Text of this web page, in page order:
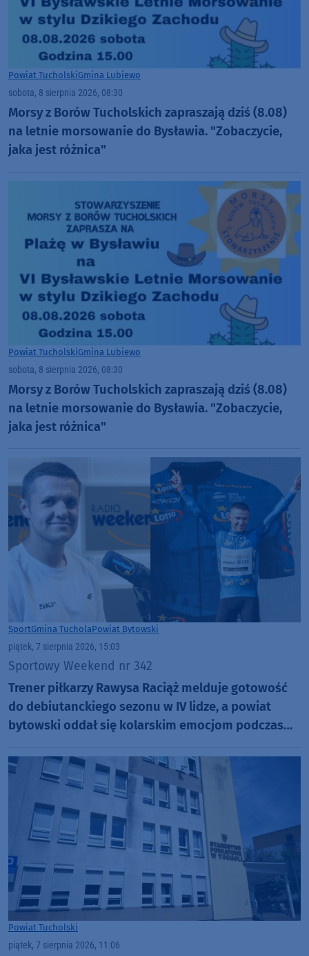
Powiat TucholskiGmina Lubiewo
sobota, 8 sierpnia 2026, 08:30
Morsy z Borów Tucholskich zapraszają dziś (8.08)
na letnie morsowanie do Bysławia. "Zobaczycie,
jaka jest różnica"
Powiat TucholskiGmina Lubiewo
sobota, 8 sierpnia 2026, 08:30
Morsy z Borów Tucholskich zapraszają dziś (8.08)
na letnie morsowanie do Bysławia. "Zobaczycie,
jaka jest różnica"
SportGmina TucholaPowiat Bytowski
piątek, 7 sierpnia 2026, 15:03
Sportowy Weekend nr 342
Trener piłkarzy Rawysa Raciąż melduje gotowość
do debiutanckiego sezonu w IV lidze, a powiat
bytowski oddał się kolarskim emocjom podczas
Powiat Tucholski
piątek, 7 sierpnia 2026, 11:06